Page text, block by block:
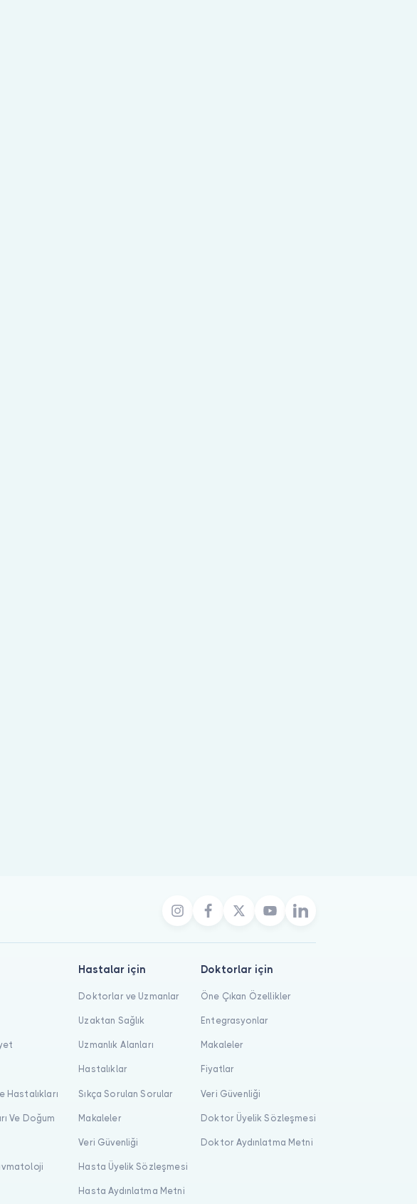
Hastalıkları
Ve Doğum
Hastalar için
Doktorlar ve Uzmanlar
Uzaktan Sağlık
Uzmanlık Alanları
Hastalıklar
Sıkça Sorulan Sorular
Makaleler
Veri Güvenliği
Hasta Üyelik Sözleşmesi
Hasta Aydınlatma Metni
Doktorlar için
Öne Çıkan Özellikler
Entegrasyonlar
Makaleler
Fiyatlar
Veri Güvenliği
Doktor Üyelik Sözleşmesi
Doktor Aydınlatma Metni